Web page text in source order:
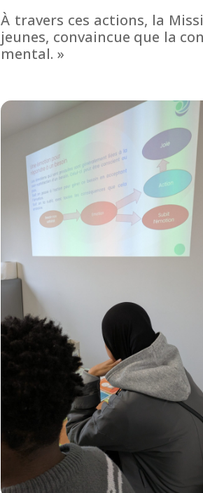
À travers ces actions, la
jeunes, convaincue que la
mental. »